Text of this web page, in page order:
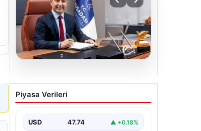
06.08.2026
Devlet Bahçeli ile görüştü